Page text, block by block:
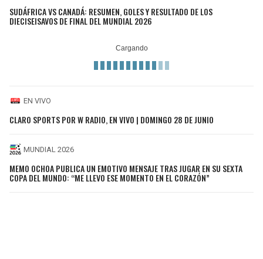
SUDÁFRICA VS CANADÁ: RESUMEN, GOLES Y RESULTADO DE LOS
DIECISEISAVOS DE FINAL DEL MUNDIAL 2026
EN VIVO
CLARO SPORTS POR W RADIO, EN VIVO | DOMINGO 28 DE JUNIO
MUNDIAL 2026
MEMO OCHOA PUBLICA UN EMOTIVO MENSAJE TRAS JUGAR EN SU SEXTA
COPA DEL MUNDO: “ME LLEVO ESE MOMENTO EN EL CORAZÓN”